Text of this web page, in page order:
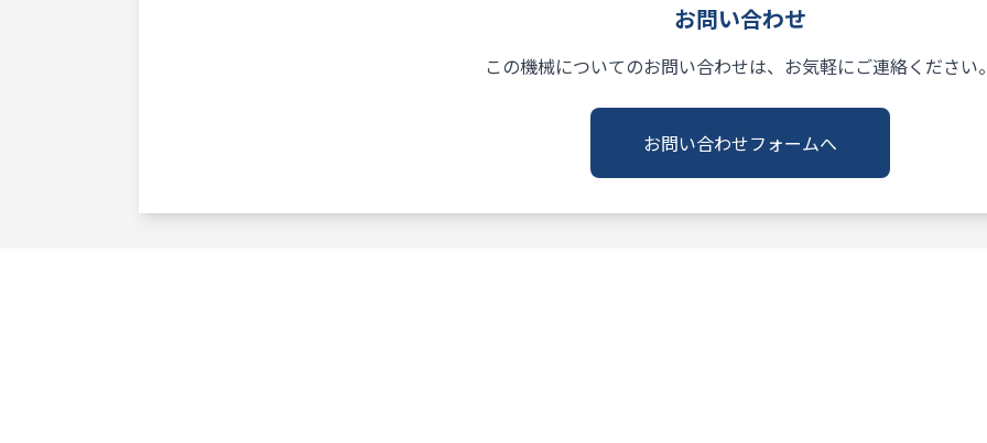
お問い合わせ
この機械についてのお問い合わせは、お気軽にご連絡ください
お問い合わせフォームへ